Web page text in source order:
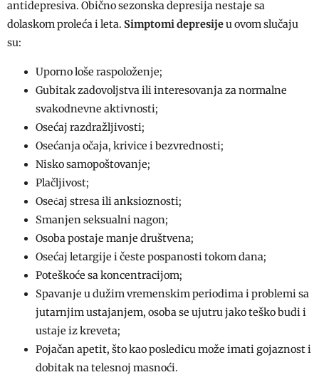
antidepresiva. Obično sezonska depresija nestaje sa
dolaskom proleća i leta. Simptomi depresijeu ovom slučaju
su:
Uporno loše raspoloženje;
Gubitak zadovoljstva ili interesovanja za normalne
svakodnevne aktivnosti;
Osećaj razdražljivosti;
Osećanja očaja, krivice i bezvrednosti;
Nisko samopoštovanje;
Plačljivost;
Osećaj stresa ili anksioznosti;
Smanjen seksualni nagon;
Osoba postaje manje društvena;
Osećaj letargije i česte pospanosti tokom dana;
Poteškoće sa koncentracijom;
Spavanje u dužim vremenskim periodima i problemi sa
jutarnjim ustajanjem, osoba se ujutru jako teško budi i
ustaje iz kreveta;
Pojačan apetit, što kao posledicu može imati gojaznost i
dobitak na telesnoj masnoći.